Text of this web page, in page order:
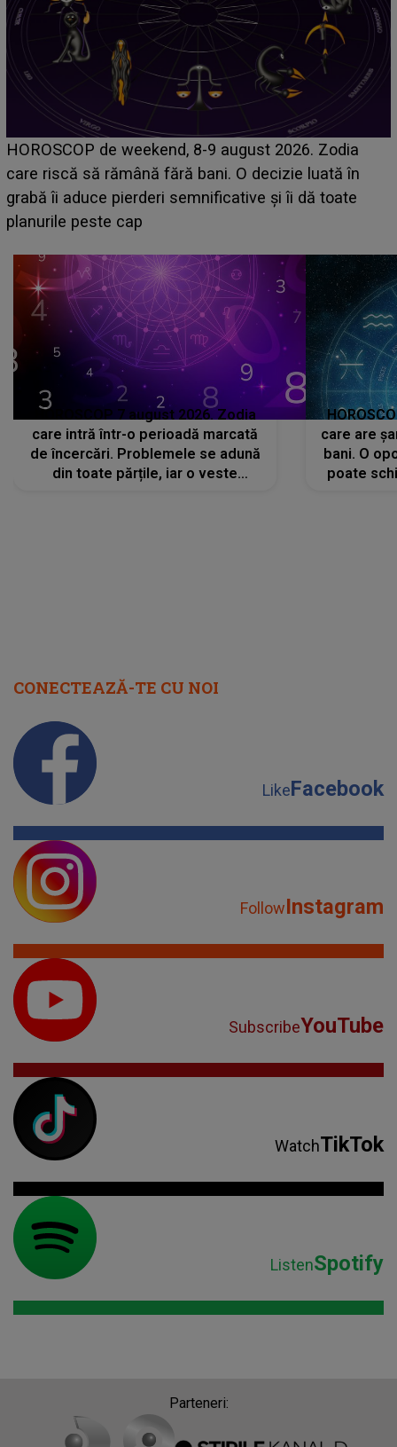
Emanuel a ținut ACEST DETALIU ASCUNS până
acum! În fața Alexandrei, concurentul din Casa Iubirii
face o MĂRTURISIRE NEAȘTEPTATĂ despre mama
sa: "I-am spus și ei în față, eu nu te iubesc pentru
HOROSCOP 7 august 2026. Zodia
care intră într-o perioadă marcată
de încercări. Problemele se adună
din toate părțile, iar o veste
care are
bani. O
poate
CONECTEAZĂ-TE CU NOI
LikeFacebook
FollowInstagram
SubscribeYouTube
WatchTikTok
ListenSpotify
Parteneri: